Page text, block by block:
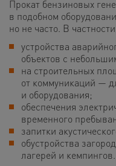
Прокат бензиновых
в подобном
но не часто. В
устройства
объектов с
на строительных
от коммуникаций —
и оборудования;
обеспечения
временного
запитки
обустройства
лагерей и кемпингов.